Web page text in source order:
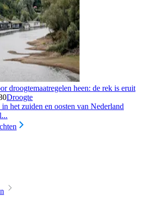
droogtemaatregelen heen: de rek is eruit
Droogte
het zuiden en oosten van Nederland